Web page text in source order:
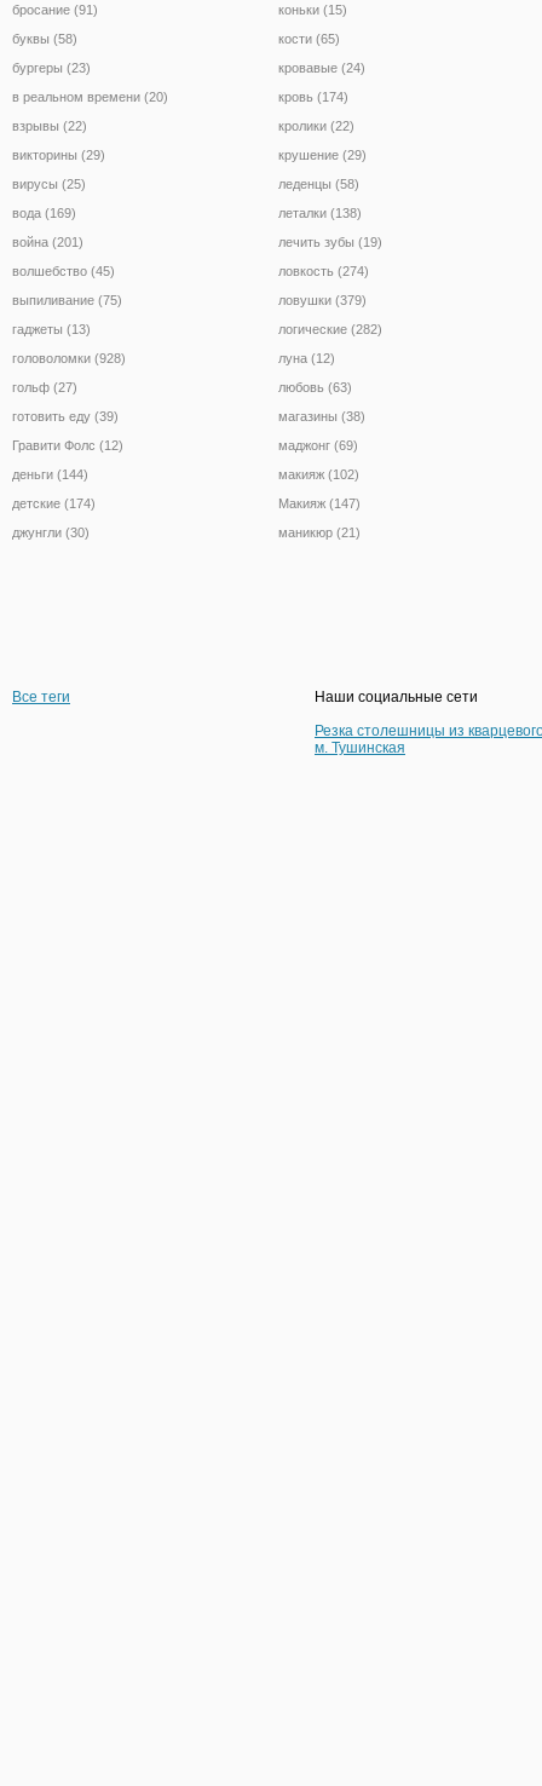
бросание (91)
буквы (58)
бургеры (23)
в реальном времени (20)
взрывы (22)
викторины (29)
вирусы (25)
вода (169)
война (201)
волшебство (45)
выпиливание (75)
гаджеты (13)
головоломки (928)
гольф (27)
готовить еду (39)
Гравити Фолс (12)
деньги (144)
детские (174)
джунгли (30)
коньки (15)
кости (65)
кровавые (24)
кровь (174)
кролики (22)
крушение (29)
леденцы (58)
леталки (138)
лечить зубы (19)
ловкость (274)
ловушки (379)
логические (282)
луна (12)
любовь (63)
магазины (38)
маджонг (69)
макияж (102)
Макияж (147)
маникюр (21)
Все теги
Наши социальные сети
Резка столешницы из
м. Тушинская